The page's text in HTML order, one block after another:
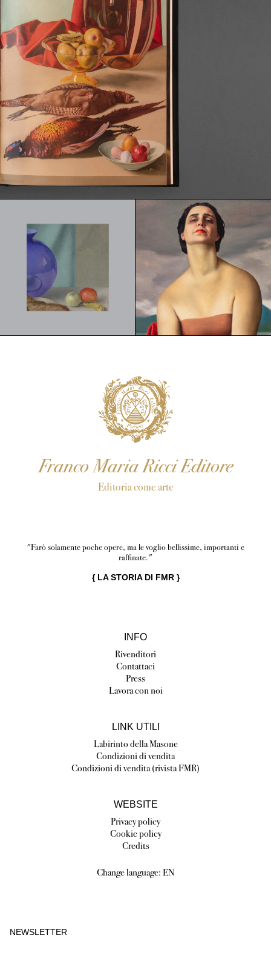
Franco Maria Ricci Editore
Editoria come arte
"Farò solamente poche opere, ma le voglio bellissime, importanti e
raffinate."
{ LA STORIA DI FMR}
INFO
Rivenditori
Contattaci
Press
Lavora con noi
LINK UTILI
Labirinto della Masone
Condizioni di vendita
Condizioni di vendita (rivista FMR)
WEBSITE
Privacy policy
Cookie policy
Credits
Change language: EN
NEWSLETTER